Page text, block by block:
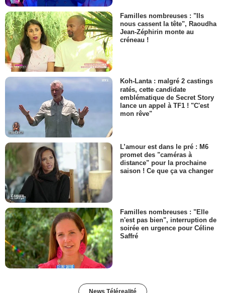
Familles nombreuses : "Ils
nous cassent la tête", Raoudha
Jean-Zéphirin monte au
créneau !
Koh-Lanta : malgré 2 castings
ratés, cette candidate
emblématique de Secret Story
lance un appel à TF1 ! "C'est
mon rêve"
L’amour est dans le pré : M6
promet des "caméras à
distance" pour la prochaine
saison ! Ce que ça va changer
Familles nombreuses : "Elle
n'est pas bien", interruption de
soirée en urgence pour Céline
Saffré
News Télérealité